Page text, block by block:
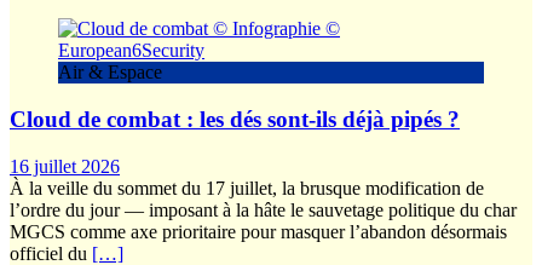
Air & Espace
Cloud de combat : les dés sont-ils déjà pipés ?
16 juillet 2026
À la veille du sommet du 17 juillet, la brusque modification de
l’ordre du jour — imposant à la hâte le sauvetage politique du char
MGCS comme axe prioritaire pour masquer l’abandon désormais
officiel du […]